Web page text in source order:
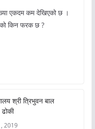
एकदम कम देखिएको छ ।
किन फरक छ ?
श्री त्रिभुवन बाल
ढोकी
2019